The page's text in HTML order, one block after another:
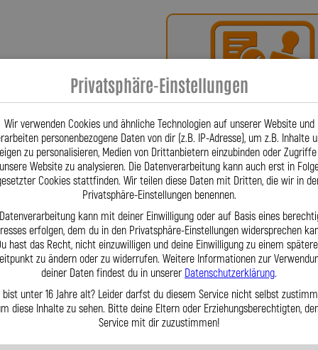
für Stahlflex-Leitungen, um ein
Innovation patentieren – eine
Seither sind Stahlflex-
Für Fahrzeuge wie
HSN 4001, TSN 488)
auf jedes Detail. Dank
können wir nahezu jedes
sagt: „Gibt es nicht
Lagerbestand gewährleisten wir
Unser erfahrenes Team steht
Verfügung. Mit der Lothar Spiegler
deutschen Hersteller,
Sonderlösungen – zuverlässig,
gefertigt.
Bei uns erhalten Sie eine
oder ein Teilegutachten!
Fragen? Unser Team ist
per Telefon oder Mail für
Privatsphäre-Einstellungen
Wir verwenden Cookies und ähnliche Technologien auf unserer Website und
personenbezogene Daten von dir (z.B. IP-Adresse), um z.B. Inhalte
zu personalisieren, Medien von Drittanbietern einzubinden oder
unsere Website zu analysieren. Die Datenverarbeitung kann auch erst in
Cookies stattfinden. Wir teilen diese Daten mit Dritten, die wir in
Privatsphäre-Einstellungen benennen.
kann mit deiner Einwilligung oder auf Basis eines
erfolgen, dem du in den Privatsphäre-Einstellungen widersprechen
hast das Recht, nicht einzuwilligen und deine Einwilligung zu einem
zu ändern oder zu widerrufen. Weitere Informationen zur
deiner Daten findest du in unserer Datenschutzerklärung.
bist unter 16 Jahre alt? Leider darfst du diesem Service nicht selbst
diese Inhalte zu sehen. Bitte deine Eltern oder Erziehungsberechtigten,
Service mit dir zuzustimmen!